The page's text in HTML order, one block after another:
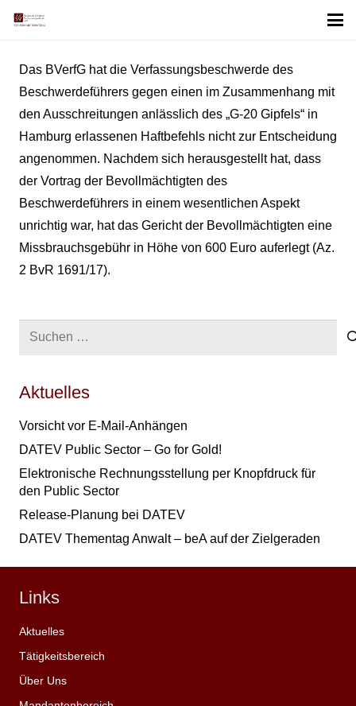
Das BVerfG hat die Verfassungsbeschwerde des
Beschwerdeführers gegen einen im Zusammenhang mit
den Ausschreitungen anlässlich des „G-20 Gipfels“ in
Hamburg erlassenen Haftbefehls nicht zur Entscheidung
angenommen. Nachdem sich herausgestellt hat, dass
der Vortrag der Bevollmächtigten des
Beschwerdeführers in einem wesentlichen Aspekt
unrichtig war, hat das Gericht der Bevollmächtigten eine
Missbrauchsgebühr in Höhe von 600 Euro auferlegt (Az.
2 BvR 1691/17).
Suchen
Aktuelles
Vorsicht vor E-Mail-Anhängen
DATEV Public Sector – Go for Gold!
Elektronische Rechnungsstellung per Knopfdruck für
den Public Sector
Release-Planung bei DATEV
DATEV Thementag Anwalt – beA auf der Zielgeraden
Links
Aktuelles
Tätigkeitsbereich
Über Uns